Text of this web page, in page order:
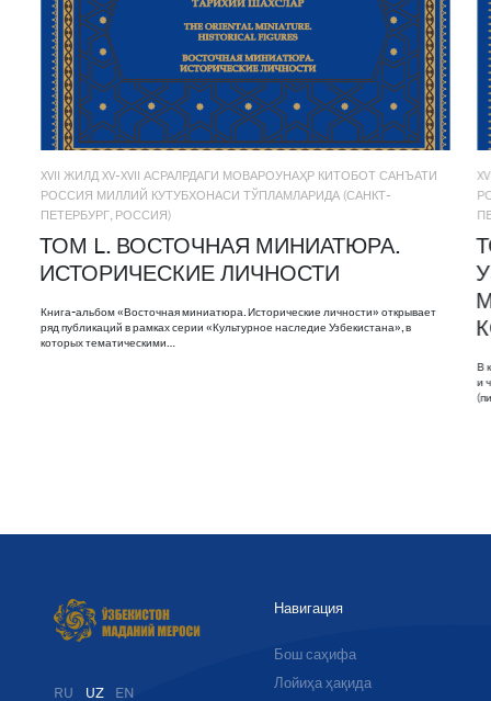
XVII ЖИЛД XV-XVII АСРАЛРДАГИ МОВАРОУНАҲР КИТОБОТ САНЪАТИ
РОССИЯ МИЛЛИЙ КУТУБХОНАСИ ТЎПЛАМЛАРИДА (САНКТ-
ПЕТЕРБУРГ, РОССИЯ)
ТОМ L. ВОСТОЧНАЯ МИНИАТЮРА.
ИСТОРИЧЕСКИЕ ЛИЧНОСТИ
Книга-альбом «Восточная миниатюра. Исторические личности» открывает
ряд публикаций в рамках серии «Культурное наследие Узбекистана», в
которых тематическими…
В
и
RU UZ EN
Навигация
Бош саҳифа
Лойиҳа ҳақида